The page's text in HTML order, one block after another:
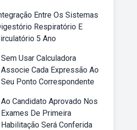
Entre Os Sistemas
Respiratório E
5 Ano
Sem Usar Calculadora
Associe Cada Expressão Ao
Seu Ponto Correspondente
Ao Candidato Aprovado Nos
Exames De Primeira
Habilitação Será Conferida